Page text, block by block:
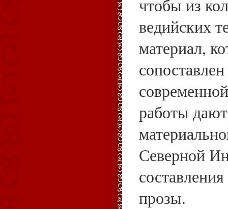
чтобы из
ведийских
материал,
работы
Северной
прозы.